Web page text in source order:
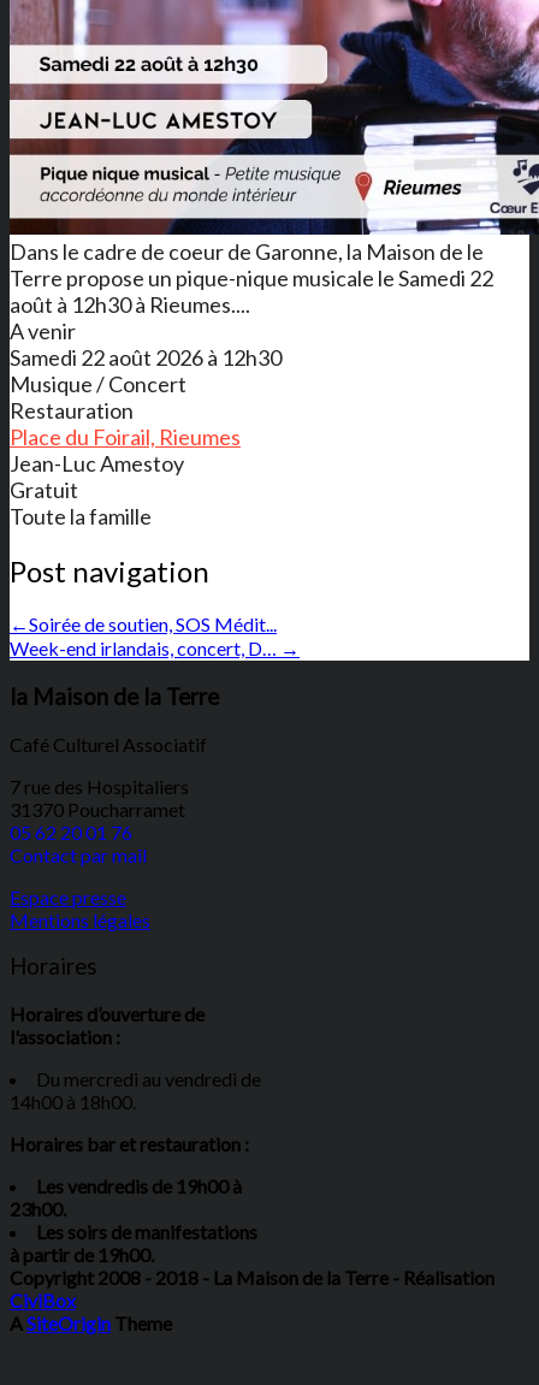
Dans le cadre de coeur de Garonne, la Maison de le
Terre propose un pique-nique musicale le Samedi 22
août à 12h30 à Rieumes....
A venir
Samedi 22 août 2026 à 12h30
Musique / Concert
Restauration
Place du Foirail, Rieumes
Jean-Luc Amestoy
Gratuit
Toute la famille
Post navigation
←Soirée de soutien, SOS Médit...
Week-end irlandais, concert, D… →
la Maison de la Terre
Café Culturel Associatif
7 rue des Hospitaliers
31370 Poucharramet
05 62 20 01 76
Contact par mail
Espace presse
Mentions légales
Horaires
Horaires d’ouverture de
l'association :
Du mercredi au vendredi de
14h00 à 18h00.
Horaires bar et restauration :
Les vendredis de 19h00 à
23h00.
Les soirs de manifestations
à partir de 19h00.
Copyright 2008 - 2018 - La Maison de la Terre - Réalisation
CiviBox
ASiteOrigin Theme